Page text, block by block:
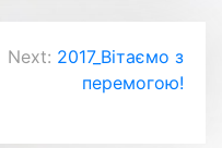
Next: 2017_Вітаємо з
перемогою!